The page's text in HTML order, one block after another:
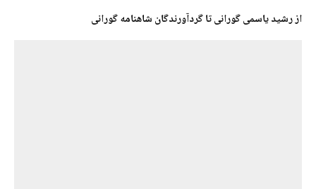
از رشید یاسمی گورانی تا گردآورندگان شاهنامه گورانی